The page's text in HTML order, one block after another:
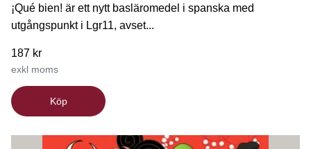
¡Qué bien! är ett nytt basläromedel i spanska med
utgångspunkt i Lgr11, avset...
187 kr
exkl moms
Köp